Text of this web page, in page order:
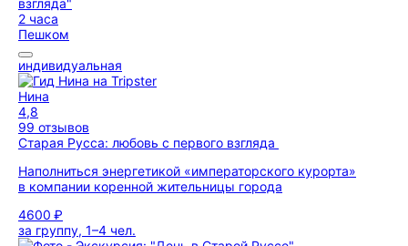
2 часа
Пешком
индивидуальная
Нина
4,8
99 отзывов
Старая Русса: любовь с первого взгляда
Наполниться энергетикой «императорского курорта»
в компании коренной жительницы города
4600 ₽
за группу, 1–4 чел.